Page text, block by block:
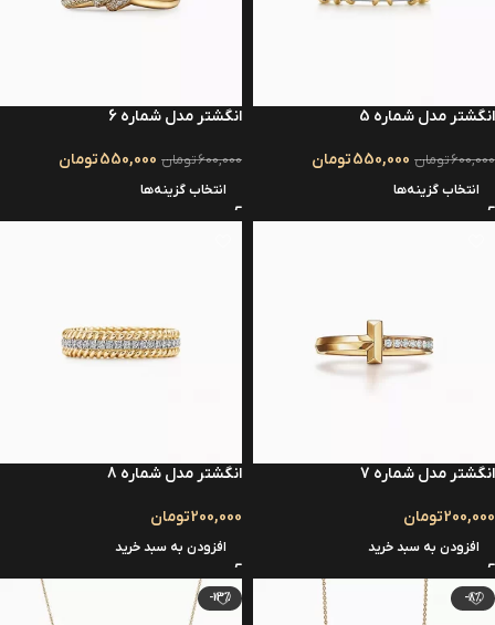
انگشتر مدل شماره 5
600,000تومان 550,000تومان
انتخاب گزینه‌ها
انگشتر مدل شماره 6
600,000تومان 550,000تومان
انتخاب گزینه‌ها
انگشتر مدل شماره 7
200,000تومان
افزودن به سبد خرید
انگشتر مدل شماره 8
200,000تومان
افزودن به سبد خرید
-8%
-13%